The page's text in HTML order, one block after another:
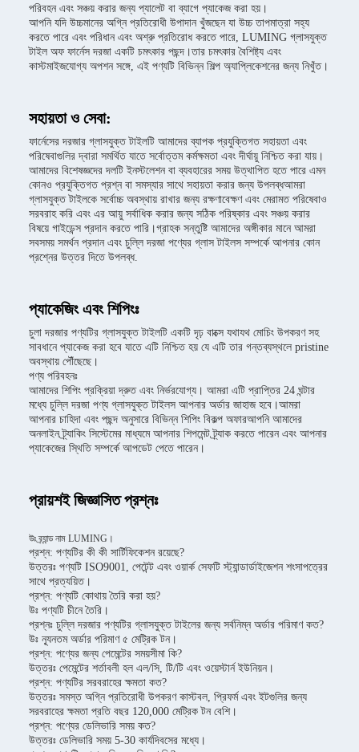
পরিবহন এবং সঞ্চয় করার জন্য প্যালেট বা ব্যাগে প্যাকেজ করা হয়।
আপনি যদি উচ্চমানের অগ্নি প্রতিরোধী উপাদান খুঁজছেন যা উচ্চ তাপমাত্রা সহ্য
করতে পারে এবং পরিধান এবং অশ্রু প্রতিরোধ করতে পারে, LUMING গ্লাসযুক্ত
টাইল অফ ফার্নেস দরজা একটি চমৎকার পছন্দ।তার চমৎকার বৈশিষ্ট্য এবং
কাস্টমাইজযোগ্য অপশন সঙ্গে, এই পণ্যটি বিভিন্ন শিল্প অ্যাপ্লিকেশনের জন্য নিখুঁত।
সহায়তা ও সেবা:
ফার্নেসের দরজার গ্লাসযুক্ত টাইলটি আমাদের ব্যাপক প্রযুক্তিগত সহায়তা এবং
পরিষেবাগুলির দ্বারা সমর্থিত যাতে সর্বোত্তম কর্মক্ষমতা এবং দীর্ঘায়ু নিশ্চিত করা যায়।
আমাদের বিশেষজ্ঞদের দলটি ইনস্টলেশন বা ব্যবহারের সময় উত্থাপিত হতে পারে এমন
কোনও প্রযুক্তিগত প্রশ্ন বা সমস্যার সাথে সহায়তা করার জন্য উপলব্ধআমরা
গ্লাসযুক্ত টাইলকে সর্বোচ্চ অবস্থায় রাখার জন্য রক্ষণাবেক্ষণ এবং মেরামত পরিষেবাও
সরবরাহ করি এবং এর আয়ু সর্বাধিক করার জন্য সঠিক পরিষ্কার এবং সঞ্চয় করার
বিষয়ে গাইডেন্স প্রদান করতে পারি।গ্রাহক সন্তুষ্টি আমাদের অঙ্গীকার মানে আমরা
সবসময় সমর্থন প্রদান এবং চুল্লি দরজা পণ্যের গ্লাস টাইলস সম্পর্কে আপনার কোন
প্রশ্নের উত্তর দিতে উপলব্ধ.
প্যাকেজিং এবং শিপিংঃ
চুলা দরজার পণ্যটির গ্লাসযুক্ত টাইলটি একটি দৃঢ় বাক্সে যথাযথ মোচিং উপকরণ সহ
সাবধানে প্যাকেজ করা হবে যাতে এটি নিশ্চিত হয় যে এটি তার গন্তব্যস্থলে pristine
অবস্থায় পৌঁছেছে।
পণ্য পরিবহনঃ
আমাদের শিপিং প্রক্রিয়া দ্রুত এবং নির্ভরযোগ্য। আমরা এটি প্রাপ্তির 24 ঘন্টার
মধ্যে চুল্লি দরজা পণ্য গ্লাসযুক্ত টাইলস আপনার অর্ডার জাহাজ হবে।আমরা
আপনার চাহিদা এবং পছন্দ অনুসারে বিভিন্ন শিপিং বিকল্প অফারআপনি আমাদের
অনলাইন ট্র্যাকিং সিস্টেমের মাধ্যমে আপনার শিপমেন্ট ট্র্যাক করতে পারেন এবং আপনার
প্যাকেজের স্থিতি সম্পর্কে আপডেট পেতে পারেন।
প্রায়শই জিজ্ঞাসিত প্রশ্নঃ
উঃ ব্র্যান্ড নাম LUMING।
প্রশ্ন: পণ্যটির কী কী সার্টিফিকেশন রয়েছে?
উত্তরঃ পণ্যটি ISO9001, পেটেন্ট এবং ওয়ার্ক সেফটি স্ট্যান্ডার্ডাইজেশন শংসাপত্রের
সাথে প্রত্যয়িত।
প্রশ্ন: পণ্যটি কোথায় তৈরি করা হয়?
উঃ পণ্যটি চীনে তৈরি।
প্রশ্নঃ চুল্লি দরজার পণ্যটির গ্লাসযুক্ত টাইলের জন্য সর্বনিম্ন অর্ডার পরিমাণ কত?
উঃ ন্যূনতম অর্ডার পরিমাণ ৫ মেট্রিক টন।
প্রশ্ন: পণ্যের জন্য পেমেন্টের সময়সীমা কি?
উত্তরঃ পেমেন্টের শর্তাবলী হল এল/সি, টি/টি এবং ওয়েস্টার্ন ইউনিয়ন।
প্রশ্ন: পণ্যটির সরবরাহের ক্ষমতা কত?
উত্তরঃ সমস্ত অগ্নি প্রতিরোধী উপকরণ কাস্টবল, প্রিফর্ম এবং ইটগুলির জন্য
সরবরাহের ক্ষমতা প্রতি বছর 120,000 মেট্রিক টন বেশি।
প্রশ্ন: পণ্যের ডেলিভারি সময় কত?
উত্তরঃ ডেলিভারি সময় 5-30 কার্যদিবসের মধ্যে।